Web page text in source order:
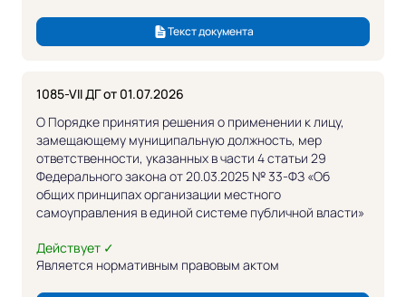
Текст документа
1085-VII ДГ от 01.07.2026
О Порядке принятия решения о применении к лицу,
замещающему муниципальную должность, мер
ответственности, указанных в части 4 статьи 29
Федерального закона от 20.03.2025 № 33-ФЗ «Об
общих принципах организации местного
самоуправления в единой системе публичной власти»
Действует ✓
Является нормативным правовым актом